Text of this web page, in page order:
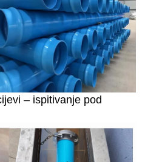
– ispitivanje pod